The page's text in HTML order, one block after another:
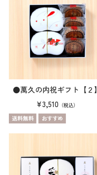
●萬久の内祝ギフト【２】
¥3,510 （税込）